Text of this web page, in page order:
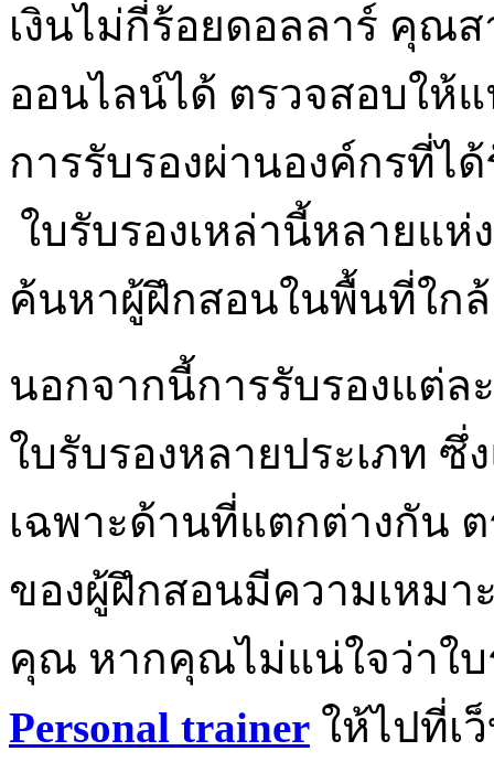
เงินไม่กี่ร้อยดอลลาร์ คุณ
ออนไลน์ได้ ตรวจสอบให้
การรับรองผ่านองค์กรที่ไ
ใบรับรองเหล่านี้หลายแห่
ค้นหาผู้ฝึกสอนในพื้นที่ใก
นอกจากนี้การรับรองแต่ล
ใบรับรองหลายประเภท
เฉพาะด้านที่แตกต่างกัน
ของผู้ฝึกสอนมีความเหมา
คุณ หากคุณไม่แน่ใจว่าใบ
Personal trainer ให้ไปที่เ